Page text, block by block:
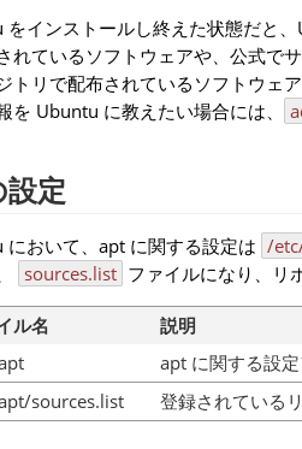
インストールし終えた状態だと
れているソフトウェアや、公式で
トリで配布されているソフトウェ
を Ubuntu に教えたい場合には、
定
おいて、apt に関する設定は /
sources.list ファイルになり、リ
ル名
説明
apt に関する設
sources.list
登録されている